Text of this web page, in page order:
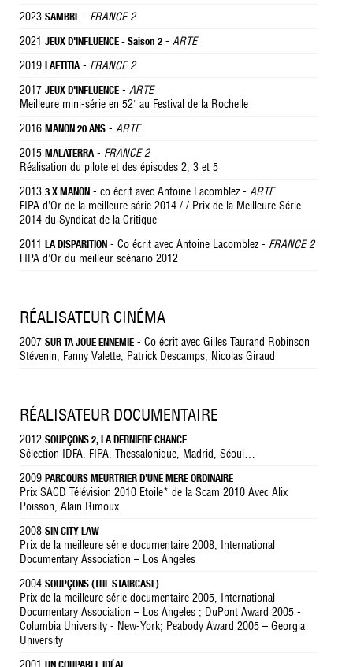
2023 SAMBRE - FRANCE 2
2021 JEUX D'INFLUENCE - Saison 2 - ARTE
2019
LAETITIA- FRANCE 2
2017 JEUX D'INFLUENCE - ARTE
Meilleure mini-série en 52' au Festival de la Rochelle
2016 MANON 20 ANS - ARTE
2015 MALATERRA- FRANCE 2
Réalisation du pilote et des épisodes 2, 3 et 5
2013 3 X MANON - co écrit avec Antoine Lacomblez - ARTE
FIPA d’Or de la meilleure série 2014 / / Prix de la Meilleure Série
2014 du Syndicat de la Critique
2011
LA DISPARITION - Co écrit avec Antoine Lacomblez - FRANCE 2
FIPA d’Or du meilleur scénario 2012
RÉALISATEUR CINÉMA
2007 SUR TA JOUE ENNEMIE - Co écrit avec Gilles Taurand Robinson
Stévenin, Fanny Valette, Patrick Descamps, Nicolas Giraud
RÉALISATEUR DOCUMENTAIRE
2012 SOUPÇONS 2, LA DERNIERE CHANCE
Sélection IDFA, FIPA, Thessalonique, Madrid, Séoul…
2009 PARCOURS MEURTRIER D’UNE MERE ORDINAIRE
Prix SACD Télévision 2010 Etoile* de la Scam 2010 Avec Alix
Poisson, Alain Rimoux.
2008 SIN CITY LAW
Prix de la meilleure série documentaire 2008, International
Documentary Association – Los Angeles
2004 SOUPÇONS (THE STAIRCASE)
Prix de la meilleure série documentaire 2005, International
Documentary Association – Los Angeles ; DuPont Award 2005 -
Columbia University - New-York; Peabody Award 2005 – Georgia
University